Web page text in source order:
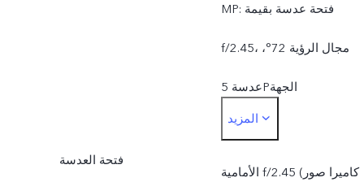
MP: فتحة عدسة بقيمة
f/2.45، مجال الرؤية 72°،
عدسة 5Pالجهة
الخلفية:الكاميرا الرئيسية من
Sony بدقة ‎50 MP: التركيز
المزيد
فتحة العدسة
الأمامية f/2.45 (كاميرا صور